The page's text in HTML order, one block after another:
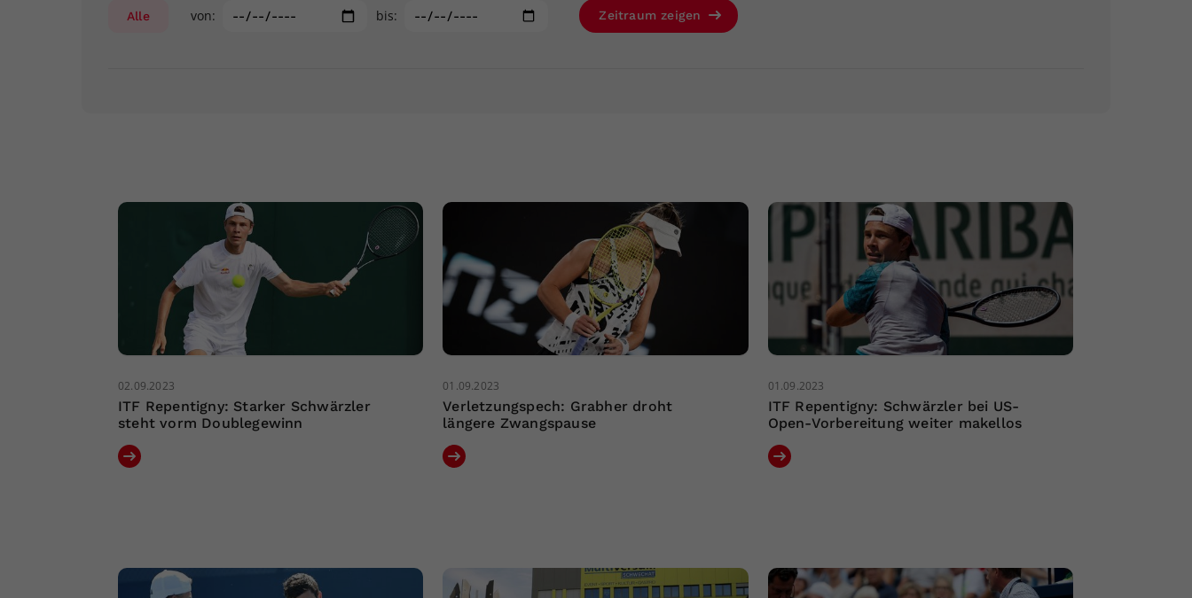
Alle von: bis: Zeitraum zeigen
02.09.2023
ITF Repentigny: Starker Schwärzler
steht vorm Doublegewinn
01.09.2023
Verletzungspech: Grabher droht
längere Zwangspause
01.09.2023
ITF Repentigny: Schwärzler bei US-
Open-Vorbereitung weiter makellos
Ihrer vorgenommen Einstellungen, falls der